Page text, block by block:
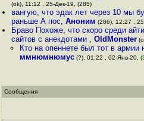
(ok), 11:12 , 25-Дек-19, (285)
вангую, что эдак лет через 10 мы
раньше А пос,Аноним (286), 12:27 ,
Браво Похоже, что скоро среди
сайтов с анекдотами ,OldMonster
Кто на опеннете был тот в армии
ммнюмнюмус(?), 01:22 , 02-Янв-20, (
Сообщения